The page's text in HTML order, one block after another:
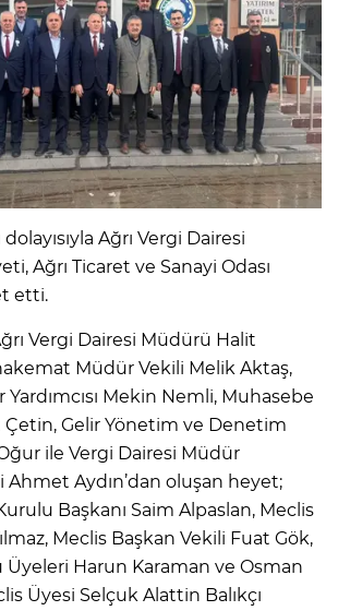
Ağrı Vergi Dairesi
Ağrı Ticaret ve Sanayi Odası
etti.
Vergi Dairesi Müdürü Halit
Müdür Vekili Melik Aktaş,
Mekin Nemli, Muhasebe
Gelir Yönetim ve Denetim
ile Vergi Dairesi Müdür
Ahmet Aydın’dan oluşan heyet;
Başkanı Saim Alpaslan, Meclis
Meclis Başkan Vekili Fuat Gök,
Harun Karaman ve Osman
Üyesi Selçuk Alattin Balıkçı